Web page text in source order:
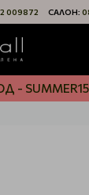
009872 САЛОН:
- SUMMER15